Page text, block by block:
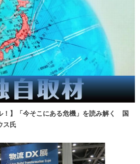
！】「今そこにある危機」を読み解く 国
ス氏